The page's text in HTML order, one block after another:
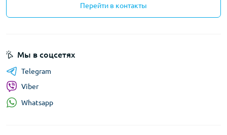
Перейти в контакты
Мы в соцсетях
Telegram
Viber
Whatsapp